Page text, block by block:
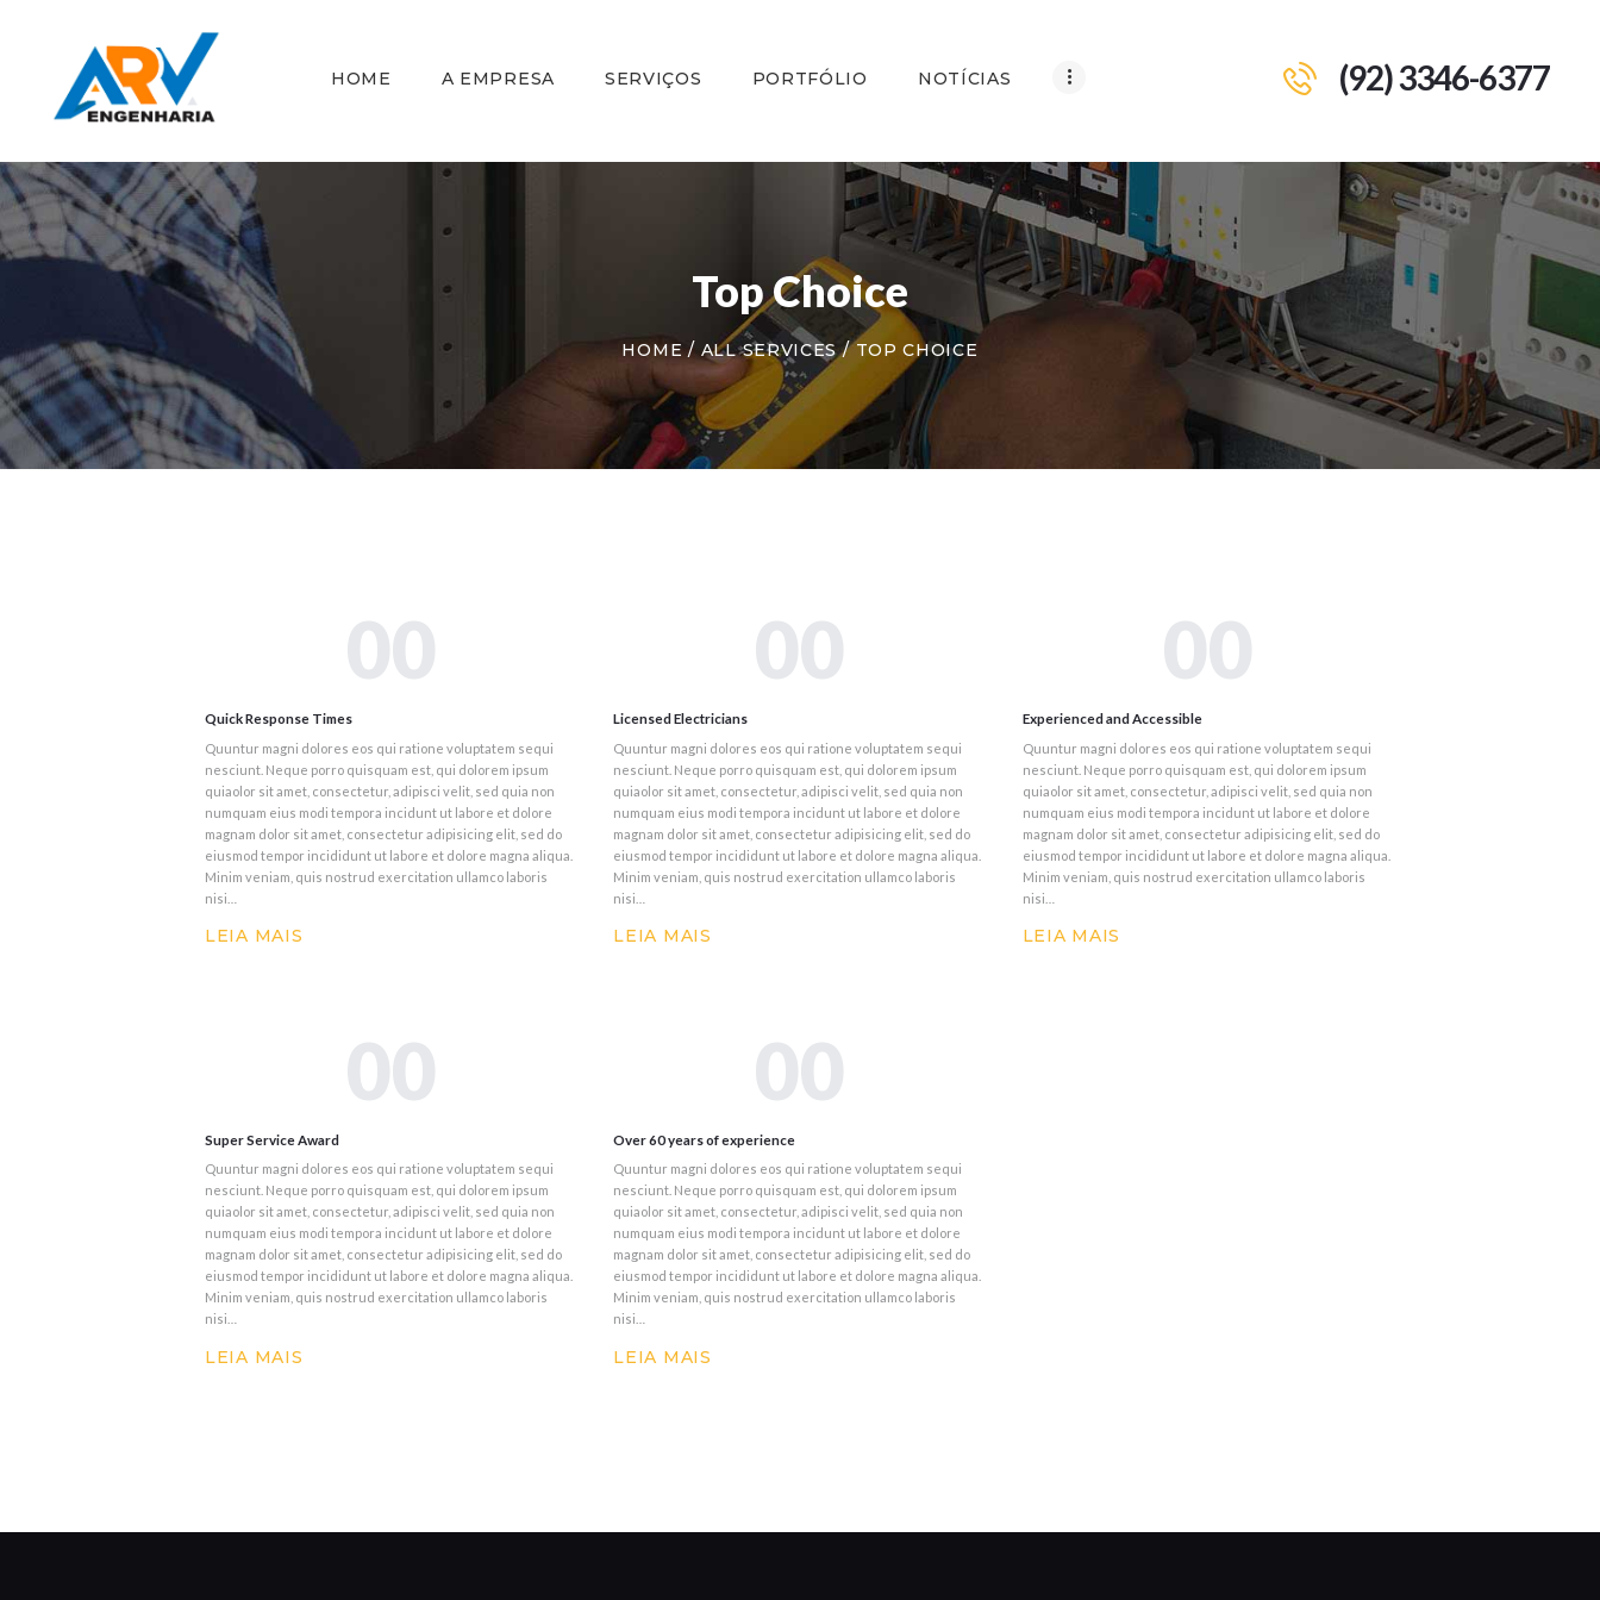
HOME A EMPRESA SERVIÇOS PORTFÓLIO NOTÍCIAS (92) 3346-6377
Top Choice
HOME ALL SERVICES TOP CHOICE
00
Quick Response Times
Quuntur magni dolores eos qui ratione voluptatem sequi
nesciunt. Neque porro quisquam est, qui dolorem ipsum
quiaolor sit amet, consectetur, adipisci velit, sed quia non
numquam eius modi tempora incidunt ut labore et dolore
magnam dolor sit amet, consectetur adipisicing elit, sed do
eiusmod tempor incididunt ut labore et dolore magna aliqua.
Minim veniam, quis nostrud exercitation ullamco laboris
nisi…
LEIA MAIS
00
Licensed Electricians
Quuntur magni dolores eos qui ratione voluptatem sequi
nesciunt. Neque porro quisquam est, qui dolorem ipsum
quiaolor sit amet, consectetur, adipisci velit, sed quia non
numquam eius modi tempora incidunt ut labore et dolore
magnam dolor sit amet, consectetur adipisicing elit, sed do
eiusmod tempor incididunt ut labore et dolore magna aliqua.
Minim veniam, quis nostrud exercitation ullamco laboris
nisi…
LEIA MAIS
00
Experienced and Accessible
Quuntur magni dolores eos qui ratione voluptatem sequi
nesciunt. Neque porro quisquam est, qui dolorem ipsum
quiaolor sit amet, consectetur, adipisci velit, sed quia non
numquam eius modi tempora incidunt ut labore et dolore
magnam dolor sit amet, consectetur adipisicing elit, sed do
eiusmod tempor incididunt ut labore et dolore magna aliqua.
Minim veniam, quis nostrud exercitation ullamco laboris
nisi…
LEIA MAIS
00
Super Service Award
Quuntur magni dolores eos qui ratione voluptatem sequi
nesciunt. Neque porro quisquam est, qui dolorem ipsum
quiaolor sit amet, consectetur, adipisci velit, sed quia non
numquam eius modi tempora incidunt ut labore et dolore
magnam dolor sit amet, consectetur adipisicing elit, sed do
eiusmod tempor incididunt ut labore et dolore magna aliqua.
Minim veniam, quis nostrud exercitation ullamco laboris
nisi…
LEIA MAIS
00
Over 60 years of experience
Quuntur magni dolores eos qui ratione voluptatem sequi
nesciunt. Neque porro quisquam est, qui dolorem ipsum
quiaolor sit amet, consectetur, adipisci velit, sed quia non
numquam eius modi tempora incidunt ut labore et dolore
magnam dolor sit amet, consectetur adipisicing elit, sed do
eiusmod tempor incididunt ut labore et dolore magna aliqua.
Minim veniam, quis nostrud exercitation ullamco laboris
nisi…
LEIA MAIS